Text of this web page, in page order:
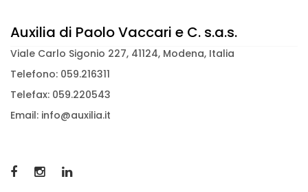
Auxilia di Paolo Vaccari e C. s.a.s.
Viale Carlo Sigonio 227, 41124, Modena, Italia
Telefono: 059.216311
Telefax: 059.220543
Email: info@auxilia.it